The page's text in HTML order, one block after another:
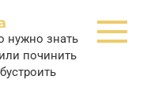
нужно знать
починить